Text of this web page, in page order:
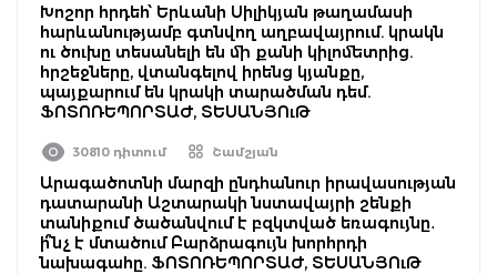
Խոշոր հրդեհ՝ Երևանի Սիլիկյան թաղամասի
հարևանությամբ գտնվող աղբավայրում. կրակն
ու ծուխը տեսանելի են մի քանի կիլոմետրից.
հրշեջները, վտանգելով իրենց կյանքը,
պայքարում են կրակի տարածման դեմ.
ՖՈՏՈՌԵՊՈՐՏԱԺ, ՏԵՍԱՆՅՈւԹ
30810 դիտում Շամշյան
Արագածոտնի մարզի ընդհանուր իրավասության
դատարանի Աշտարակի նստավայրի շենքի
տանիքում ծածանվում է բզկտված եռագույնը․
ի՞նչ է մտածում Բարձրագույն խորհրդի
նախագահը. ՖՈՏՈՌԵՊՈՐՏԱԺ, ՏԵՍԱՆՅՈւԹ